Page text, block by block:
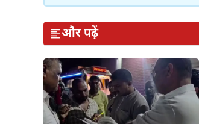
और पढ़ें